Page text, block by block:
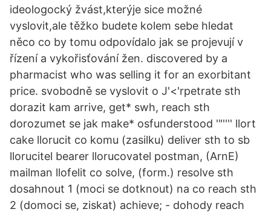
ideologocký žvást,kterýje sice možné
vyslovit,ale těžko budete kolem sebe hledat
něco co by tomu odpovídalo jak se projevují v⁠
řízení a⁠ vykořisťování žen. discovered by a
pharmacist who was selling it for an exorbitant
price. svobodně se vyslovit o J'<'rpetrate sth
dorazit kam arrive, get* swh, reach sth
dorozumet se jak make* osfunderstood '"'''' llort
cake llorucit co komu (zasilku) deliver sth to sb
llorucitel bearer llorucovatel postman, (ArnE)
mailman llofelit co solve, (form.) resolve sth
dosahnout 1 (moci se dotknout) na co reach sth
2 (domoci se, ziskat) achieve; - dohody reach